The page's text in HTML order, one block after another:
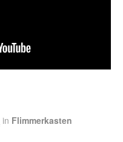
in Flimmerkasten